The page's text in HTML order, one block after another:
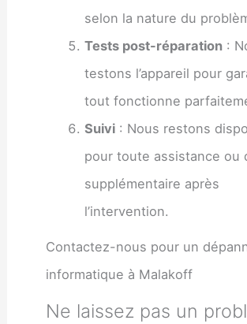
selon la nature du
Tests post-réparation :
testons l’appareil pour
tout fonctionne
Suivi : Nous restons
pour toute assistance ou
supplémentaire après
l’intervention.
Contactez-nous pour un
informatique à Malakoff
Ne laissez pas un